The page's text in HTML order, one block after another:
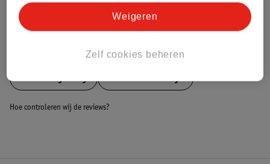
Bestel & Bezorginformatie
Hoe controleren wij de reviews?
Zelf cookies beheren
Weigeren